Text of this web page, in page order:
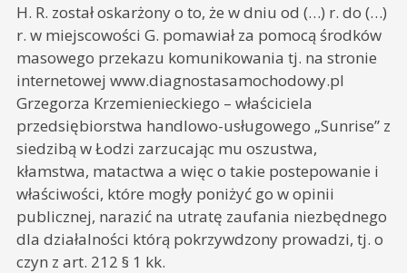
H. R. został oskarżony o to, że w dniu od (…) r. do (…)
r. w miejscowości G. pomawiał za pomocą środków
masowego przekazu komunikowania tj. na stronie
internetowej www.diagnostasamochodowy.pl
Grzegorza Krzemienieckiego – właściciela
przedsiębiorstwa handlowo-usługowego „Sunrise” z
siedzibą w Łodzi zarzucając mu oszustwa,
kłamstwa, matactwa a więc o takie postepowanie i
właściwości, które mogły poniżyć go w opinii
publicznej, narazić na utratę zaufania niezbędnego
dla działalności którą pokrzywdzony prowadzi, tj. o
czyn z art. 212 § 1 kk.